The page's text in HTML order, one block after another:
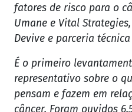
fatores de risco para o
Umane e Vital
Devive e parceria técnica
É o primeiro
representativo sobre o
pensam e fazem em
câncer. Foram ouvidos